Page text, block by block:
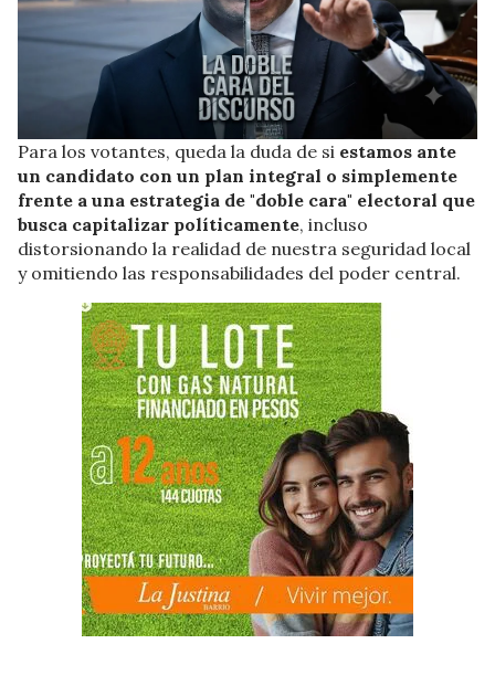
Para los votantes, queda la duda de si estamos ante
un candidato con un plan integral o simplemente
frente a una estrategia de "doble cara" electoral que
busca capitalizar políticamente, incluso
distorsionando la realidad de nuestra seguridad local
y omitiendo las responsabilidades del poder central.